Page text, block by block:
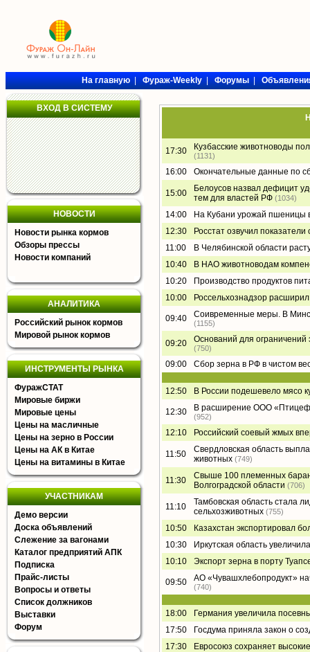
На главную|Фураж-Weekly|Форумы|
ВХОД В СИСТЕМУ
НОВОСТИ
Новости рынка кормов
Обзоры прессы
Новости компаний
АНАЛИТИКА
Российский рынок кормов
Мировой рынок кормов
ИНСТРУМЕНТЫ РЫНКА
ФуражСТАТ
Мировые биржи
Мировые цены
Цены на масличные
Цены на зерно в России
Цены на АК в Китае
Цены на витамины в Китае
УЧАСТНИКАМ
Демо версии
Доска объявлений
Слежение за вагонами
Каталог предприятий АПК
Подписка
Прайс-листы
Вопросы и ответы
Список должников
Выставки
Форум
17:30 Кузбасские животноводы
(1131)
16:00 Окончательные данные по
15:00
Белоусов назвал дефицит
тем для властей РФ (1034)
14:00
На Кубани урожай пшеницы
12:30
Росстат озвучил
11:00
В Челябинской области
10:40
В НАО животноводам
10:20
Производство продуктов
10:00
Россельхознадзор
09:40 Соивременные меры. В
(1155)
09:20 Оснований для
(750)
09:00 Сбор зерна в РФ в чистом
12:50 В России подешевело мясо
12:30 В расширение ООО
(952)
12:10 Российский соевый жмых
11:50
Свердловская область
животных (749)
11:30
Свыше 100 племенных
Волгоградской области (706)
11:10
Тамбовская область стала
сельхозживотных (755)
10:50
Казахстан экспортировал
10:30
Иркутская область
10:10
Экспорт зерна в порту
09:50 АО «Чувашхлебопродукт»
(740)
18:00
Германия увеличила
17:50
Госдума приняла закон о
17:30
Евросоюз сохраняет